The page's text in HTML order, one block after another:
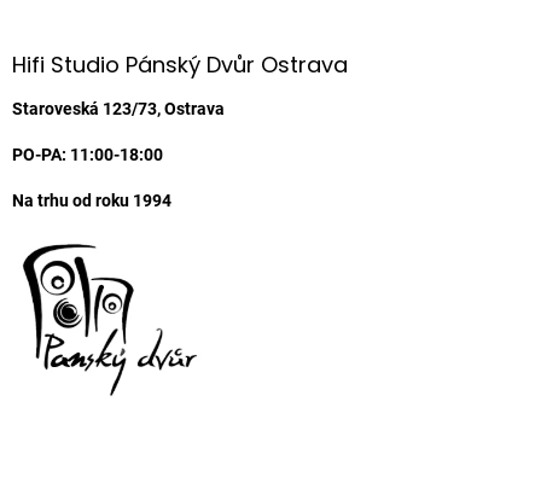
aHifi Studio Pánský Dvůr Ostrava
Staroveská 123/73, Ostrava
PO-PA: 11:00-18:00
Na trhu od roku 1994